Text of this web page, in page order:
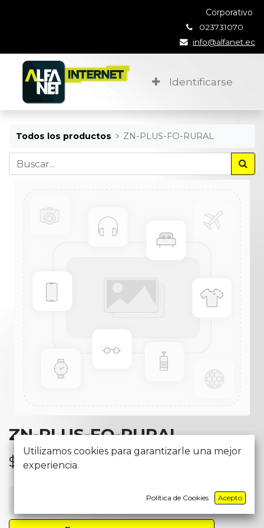
Corporativo
023731070
info@alfanet.ec
Identificarse
Todos los productos ZN-PLUS-FO-RURAL
ZN-PLUS-FO-RURAL
$ 26,79
Utilizamos cookies para garantizarle una mejor
experiencia.
Política de Cookies Acepto